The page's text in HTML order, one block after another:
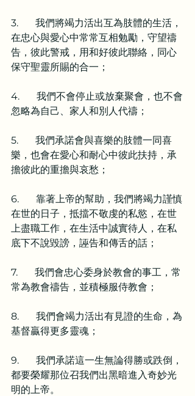
3.       我們將竭力活出互為肢體的生活，
在忠心與愛心中常常互相勉勵，守望禱
告，彼此警戒，用和好彼此聯絡，同心
保守聖靈所賜的合一；
4.       我們不會停止或放棄聚會，也不會
忽略為自己、家人和別人代禱；
5.       我們承諾會與喜樂的肢體一同喜
樂，也會在愛心和耐心中彼此扶持，承
擔彼此的重擔與哀愁；
6.       靠著上帝的幫助，我們將竭力謹慎
在世的日子，抵擋不敬虔的私慾，在世
上盡職工作，在生活中誠實待人，在私
底下不說毀謗，誣告和傳舌的話；
7.       我們會忠心委身於教會的事工，常
常為教會禱告，並積極服侍教會；
8.       我們會竭力活出有見證的生命，為
基督贏得更多靈魂；
9.       我們承諾這一生無論得勝或跌倒，
都要榮耀那位召我們出黑暗進入奇妙光
明的上帝。